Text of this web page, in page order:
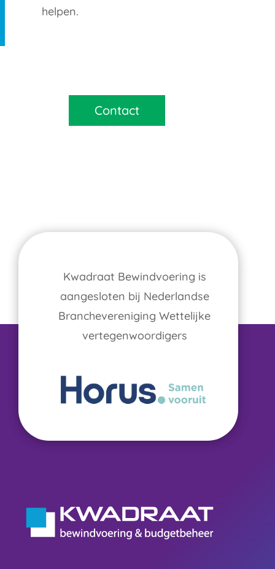
helpen.
Contact
Kwadraat Bewindvoering is
aangesloten bij Nederlandse
Branchevereniging Wettelijke
vertegenwoordigers